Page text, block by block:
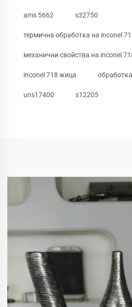
ams 5662 s32750
термична обработка на inconel
механични свойства на inconel
inconel 718 жица
uns17400 s12205